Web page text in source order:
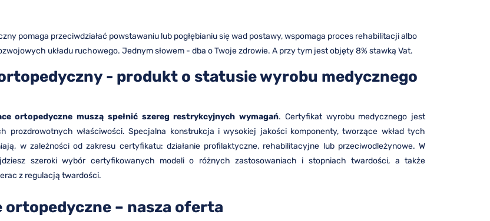
pomaga przeciwdziałać powstawaniu lub pogłębianiu się wad postawy, wspomaga proces rehabilitacji albo
układu ruchowego. Jednym słowem - dba o Twoje zdrowie. A przy tym jest objęty 8% stawką Vat.
- produkt o statusie wyrobu medycznego
ortopedyczne muszą spełnić szereg restrykcyjnych wymagań. Certyfikat wyrobu medycznego jest
prozdrowotnych właściwości. Specjalna konstrukcja i wysokiej jakości komponenty, tworzące wkład tych
w zależności od zakresu certyfikatu: działanie profilaktyczne, rehabilitacyjne lub przeciwodleżynowe. W
szeroki wybór certyfikowanych modeli o różnych zastosowaniach i stopniach twardości, a także
z regulacją twardości.
ortopedyczne – nasza oferta